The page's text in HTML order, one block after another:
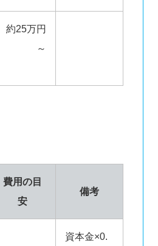
約25万円
～
費用の目
安
備考
資本金×0.